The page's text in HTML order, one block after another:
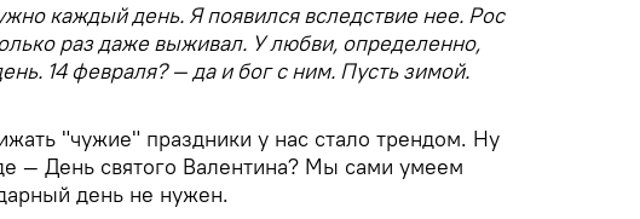
каждый день. Я появился вследствие нее. Рос
раз даже выживал. У любви, определенно,
14 февраля? — да и бог с ним. Пусть зимой.
"чужие" праздники у нас стало трендом. Ну
— День святого Валентина? Мы сами умеем
день не нужен.